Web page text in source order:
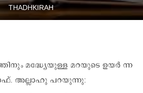
THADHKIRAH
മദ്ധ്യേയുള്ള മറയുടെ ഉയർ ന്ന
അല്ലാഹു പറയുന്നു: